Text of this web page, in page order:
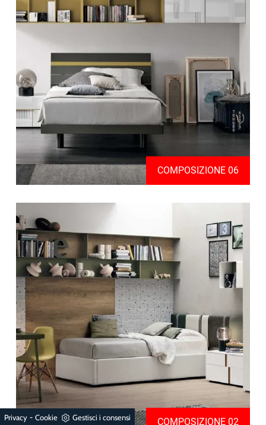
COMPOSIZIONE 06
COMPOSIZIONE 02
Privacy - Cookie Gestisci i consensi